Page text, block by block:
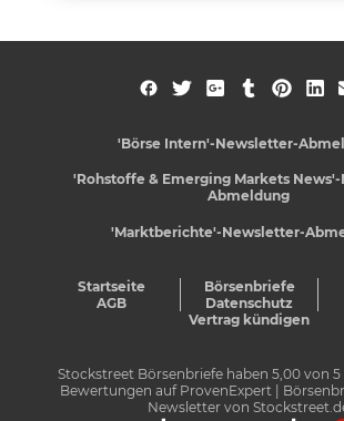
'Börse Intern'-Newsletter-
'Rohstoffe & Emerging Markets
Abmeldung
'Marktberichte'-Newsletter-
Startseite Börsenbriefe
AGB
Datenschutz
Vertrag kündigen
Stockstreet Börsenbriefe haben 5,00von 5
Bewertungen auf ProvenExpert
|
Newsletter von